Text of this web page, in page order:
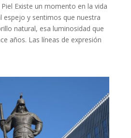
Existe un momento en la vida
espejo y sentimos que nuestra
natural, esa luminosidad que
años. Las líneas de expresión